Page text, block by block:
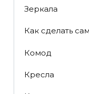
Зеркала
Как сделать
Комод
Кресла